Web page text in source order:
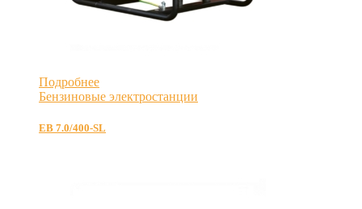
Подробнее
Бензиновые электростанции
EB 7.0/400-SL